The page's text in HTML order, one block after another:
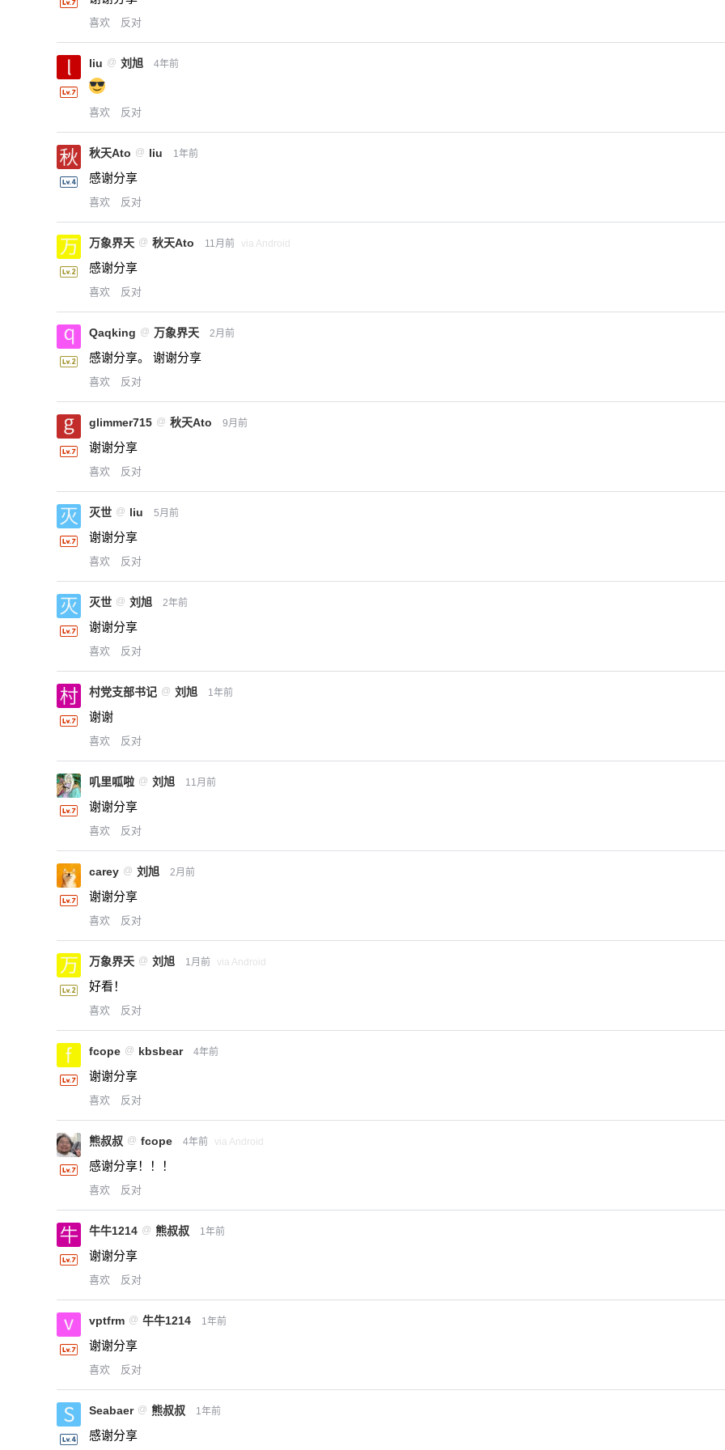
喜欢 反对
liu @ 刘旭 4年前
喜欢 反对
秋天Ato @ liu 1年前
感谢分享
喜欢 反对
万象界天 @ 秋天Ato 11月前 via Android
感谢分享
喜欢 反对
Qaqking @ 万象界天 2月前
感谢分享。 谢谢分享
喜欢 反对
glimmer715 @ 秋天Ato 9月前
谢谢分享
喜欢 反对
灭世 @ liu 5月前
谢谢分享
喜欢 反对
灭世 @ 刘旭 2年前
谢谢分享
喜欢 反对
村党支部书记 @ 刘旭 1年前
谢谢
喜欢 反对
叽里呱啦 @ 刘旭 11月前
谢谢分享
喜欢 反对
carey @ 刘旭 2月前
谢谢分享
喜欢 反对
万象界天 @ 刘旭 1月前 via Android
好看！
喜欢 反对
fcope @ kbsbear 4年前
谢谢分享
喜欢 反对
熊叔叔 @ fcope 4年前 via Android
感谢分享！！！
喜欢 反对
牛牛1214 @ 熊叔叔 1年前
谢谢分享
喜欢 反对
vptfrm @ 牛牛1214 1年前
谢谢分享
喜欢 反对
Seabaer @ 熊叔叔 1年前
感谢分享